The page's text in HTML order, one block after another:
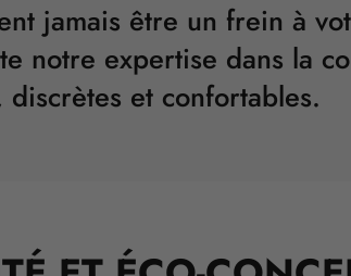
jamais être un frein à
notre expertise dans la
et confortables.